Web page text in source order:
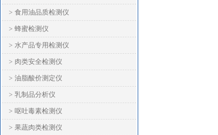
> 食用油品质检测仪
> 蜂蜜检测仪
> 水产品专用检测仪
> 肉类安全检测仪
> 油脂酸价测定仪
> 乳制品分析仪
> 呕吐毒素检测仪
> 果蔬肉类检测仪